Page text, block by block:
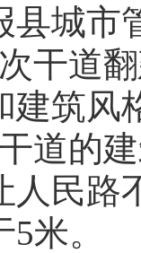
县城市
干道
建筑风
道的
人民路
米。